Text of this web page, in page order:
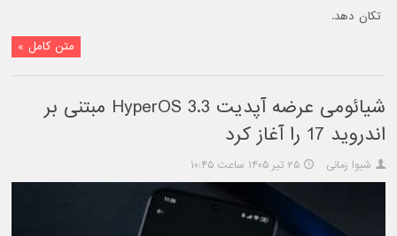
تکان دهد.
متن کامل »
شیائومی عرضه آپدیت HyperOS 3.3 مبتنی بر
اندروید 17 را آغاز کرد
شیوا زمانی ۲۵ تیر ۱۴۰۵ ساعت ۱۰:۴۵